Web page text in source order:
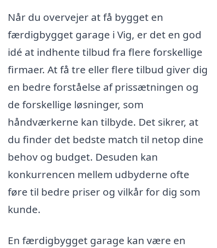
Når du overvejer at få bygget en
færdigbygget garage i Vig, er det en god
idé at indhente tilbud fra flere forskellige
firmaer. At få tre eller flere tilbud giver dig
en bedre forståelse af prissætningen og
de forskellige løsninger, som
håndværkerne kan tilbyde. Det sikrer, at
du finder det bedste match til netop dine
behov og budget. Desuden kan
konkurrencen mellem udbyderne ofte
føre til bedre priser og vilkår for dig som
kunde.
En færdigbygget garage kan være en